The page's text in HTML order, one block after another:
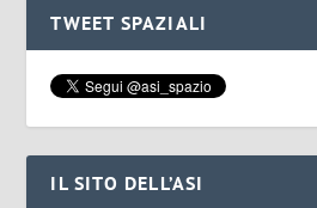
TWEET SPAZIALI
IL SITO DELL’ASI